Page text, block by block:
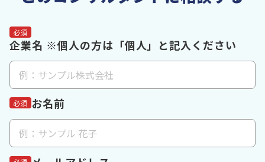
必須
企業名 ※個人の方は「個人」と記入ください
必須 お名前